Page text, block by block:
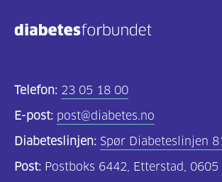
Telefon: 23 05 18 00
E-post: post@diabetes.no
Diabeteslinjen: Spør Diabeteslinjen
Post: Postboks 6442, Etterstad, 0605